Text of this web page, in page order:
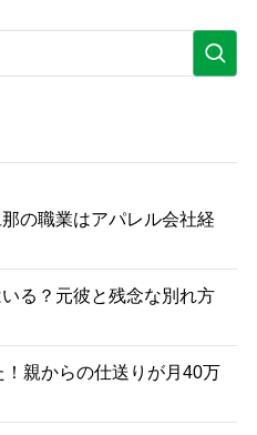
の職業はアパレル会社経
る？元彼と残念な別れ方
親からの仕送りが月40万